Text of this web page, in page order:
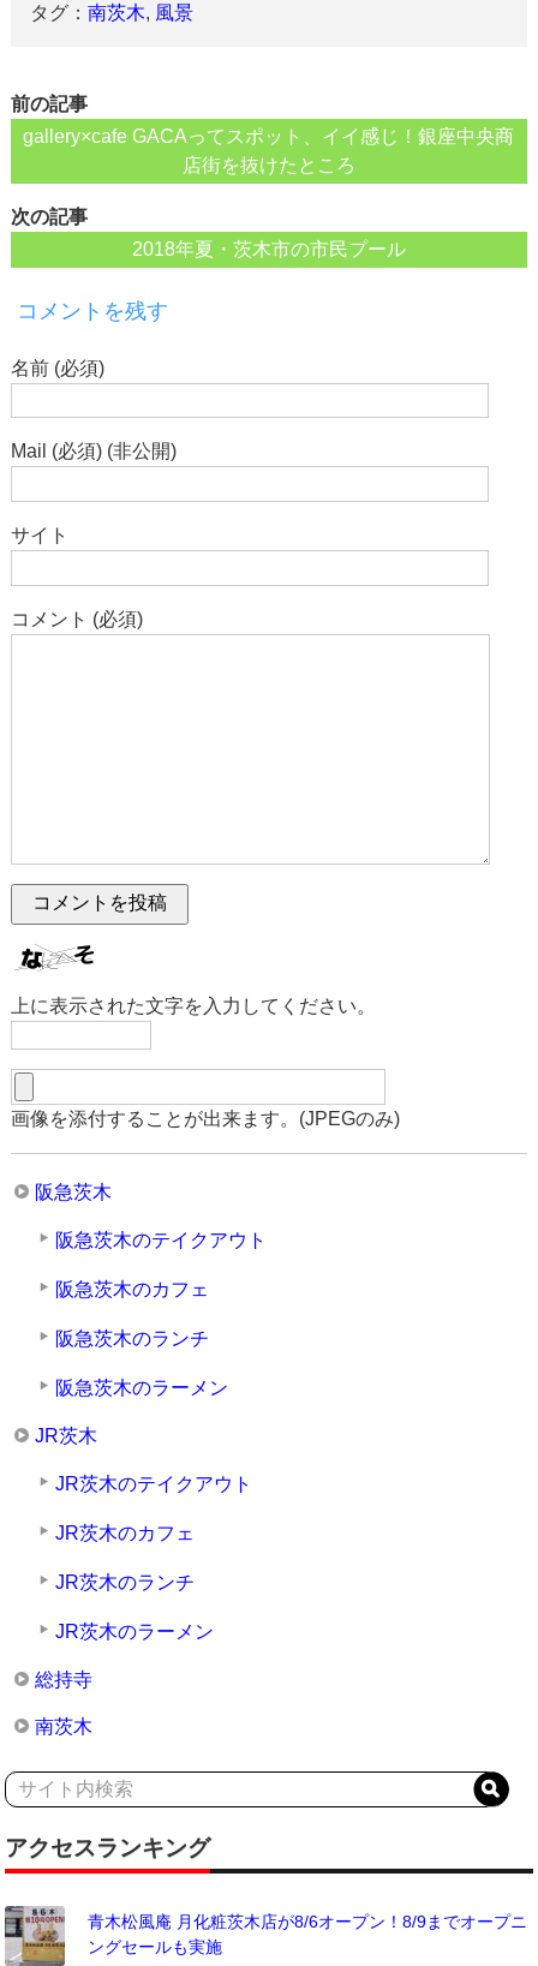
タグ：南茨木, 風景
前の記事
gallery×cafe GACAってスポット、イイ感じ！銀座中央商
店街を抜けたところ
次の記事
2018年夏・茨木市の市民プール
コメントを残す
名前 (必須)
Mail (必須) (非公開)
サイト
コメント (必須)
上に表示された文字を入力してください。
画像を添付することが出来ます。(JPEGのみ)
阪急茨木
阪急茨木のテイクアウト
阪急茨木のカフェ
阪急茨木のランチ
阪急茨木のラーメン
JR茨木
JR茨木のテイクアウト
JR茨木のカフェ
JR茨木のランチ
JR茨木のラーメン
総持寺
南茨木
アクセスランキング
青木松風庵 月化粧茨木店が8/6オープン！8/9までオープニ
ングセールも実施